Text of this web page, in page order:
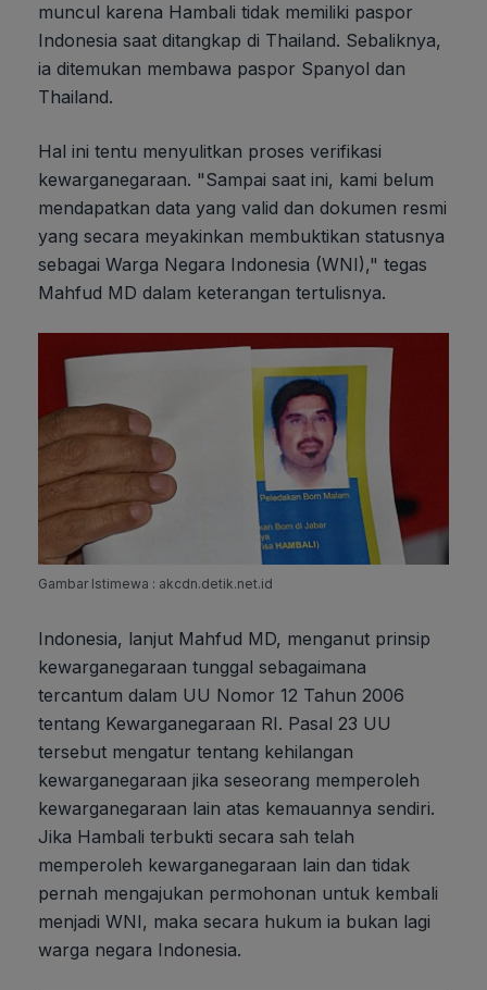
muncul karena Hambali tidak memiliki paspor
Indonesia saat ditangkap di Thailand. Sebaliknya,
ia ditemukan membawa paspor Spanyol dan
Thailand.
Hal ini tentu menyulitkan proses verifikasi
kewarganegaraan. "Sampai saat ini, kami belum
mendapatkan data yang valid dan dokumen resmi
yang secara meyakinkan membuktikan statusnya
sebagai Warga Negara Indonesia (WNI)," tegas
Mahfud MD dalam keterangan tertulisnya.
Gambar Istimewa : akcdn.detik.net.id
Indonesia, lanjut Mahfud MD, menganut prinsip
kewarganegaraan tunggal sebagaimana
tercantum dalam UU Nomor 12 Tahun 2006
tentang Kewarganegaraan RI. Pasal 23 UU
tersebut mengatur tentang kehilangan
kewarganegaraan jika seseorang memperoleh
kewarganegaraan lain atas kemauannya sendiri.
Jika Hambali terbukti secara sah telah
memperoleh kewarganegaraan lain dan tidak
pernah mengajukan permohonan untuk kembali
menjadi WNI, maka secara hukum ia bukan lagi
warga negara Indonesia.